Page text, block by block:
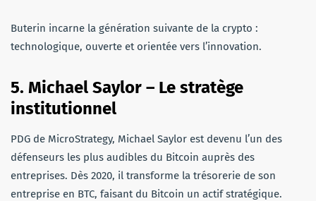
Buterin incarne la génération suivante de la crypto :
technologique, ouverte et orientée vers l’innovation.
5. Michael Saylor – Le stratège
institutionnel
PDG de MicroStrategy, Michael Saylor est devenu l’un des
défenseurs les plus audibles du Bitcoin auprès des
entreprises. Dès 2020, il transforme la trésorerie de son
entreprise en BTC, faisant du Bitcoin un actif stratégique.